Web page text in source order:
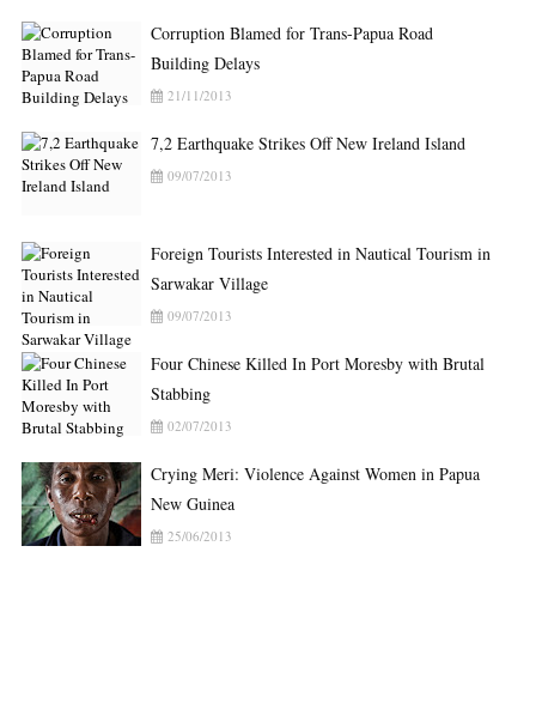
Corruption Blamed for Trans-Papua Road
Building Delays
21/11/2013
7,2 Earthquake Strikes Off New Ireland Island
09/07/2013
Foreign Tourists Interested in Nautical Tourism in
Sarwakar Village
09/07/2013
Four Chinese Killed In Port Moresby with Brutal
Stabbing
02/07/2013
Crying Meri: Violence Against Women in Papua
New Guinea
25/06/2013